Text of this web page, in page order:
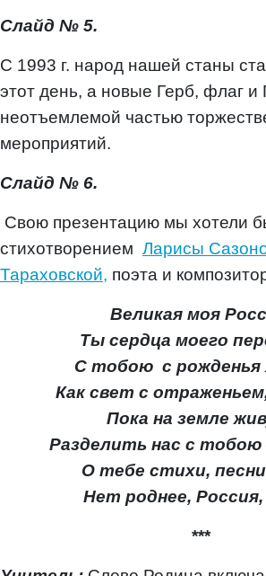
Слайд № 5.
С 1993 г. народ нашей станы
этот день, а новые Герб, флаг и
неотъемлемой частью
мероприятий.
Слайд № 6.
Свою презентацию мы хотели
стихотворением Ларисы
Тараховской, поэта и
Великая моя
Ты сердца моего
С тобою с рожденья
Как свет с отраженьем,
Пока на земле
Разделить нас с тобою
О тебе стихи,
Нет роднее,
***